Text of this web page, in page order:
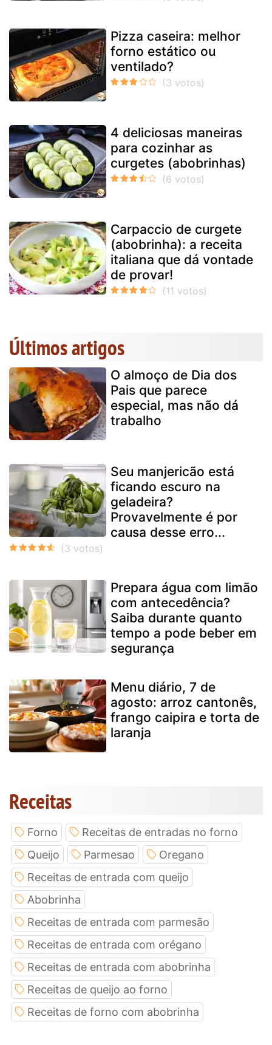
Pizza caseira: melhor
forno estático ou
ventilado?
4 deliciosas maneiras
para cozinhar as
curgetes (abobrinhas)
Carpaccio de curgete
(abobrinha): a receita
italiana que dá vontade
de provar!
Últimos artigos
O almoço de Dia dos
Pais que parece
especial, mas não dá
trabalho
Seu manjericão está
ficando escuro na
geladeira?
Provavelmente é por
causa desse erro...
Prepara água com limão
com antecedência?
Saiba durante quanto
tempo a pode beber em
segurança
Menu diário, 7 de
agosto: arroz cantonês,
frango caipira e torta de
laranja
Receitas
Forno
Receitas de entradas no forno
Queijo
Parmesao
Oregano
Receitas de entrada com queijo
Abobrinha
Receitas de entrada com parmesão
Receitas de entrada com orégano
Receitas de entrada com abobrinha
Receitas de queijo ao forno
Receitas de forno com abobrinha